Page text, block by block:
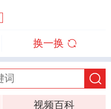
换一换
视频百科